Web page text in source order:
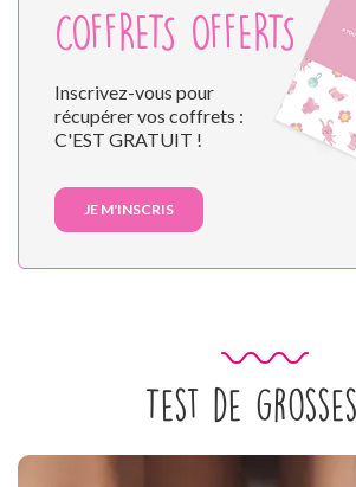
COFFRETS OFFERTS
Inscrivez-vous pour
récupérer vos coffrets :
C'EST GRATUIT !
JE M'INSCRIS
Test de